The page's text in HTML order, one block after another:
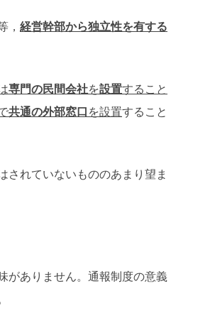
， 経営幹部から独立性を有する
専門の民間会社を設置すること
共通の外部窓口 を設置すること
れていないもののあまり望ま
がありません。通報制度の意義